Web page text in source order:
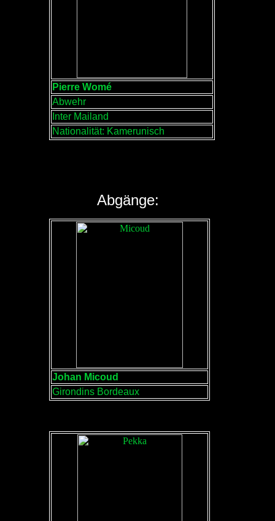
Pierre Womé
Abwehr
Inter Mailand
Nationalität: Kamerunisch
Abgänge:
Johan Micoud
Girondins Bordeaux